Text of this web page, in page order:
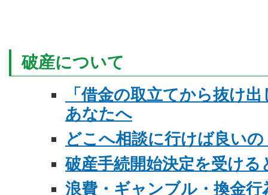
破産について
「借金の取立てから抜け
あなたへ
どこへ相談に行けば良いの
破産手続開始決定を受け
浪費・ギャンブル・換金